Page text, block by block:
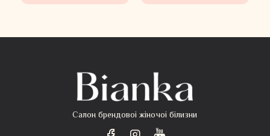
Салон брендовоі жіночоі білизни